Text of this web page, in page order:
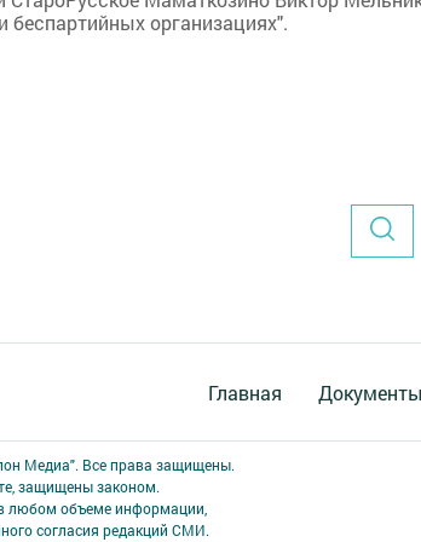
беспартийных организациях".
Главная Документы
Медиа". Все права защищены.
защищены законом.
любом объеме информации,
согласия редакций СМИ.